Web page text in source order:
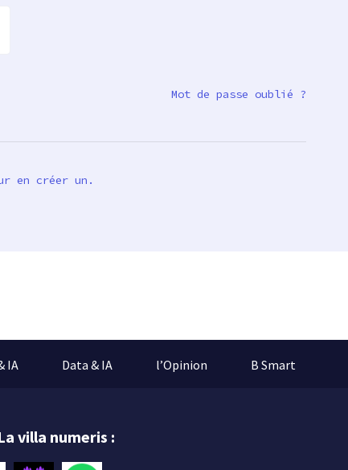
Mot de passe oublié ?
en créer un.
IA Data & IA l’Opinion B Smart
villa numeris :